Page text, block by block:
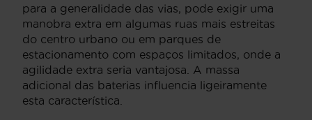
para a generalidade das vias, pode exigir uma
manobra extra em algumas ruas mais estreitas
do centro urbano ou em parques de
estacionamento com espaços limitados, onde a
agilidade extra seria vantajosa. A massa
adicional das baterias influencia ligeiramente
esta característica.